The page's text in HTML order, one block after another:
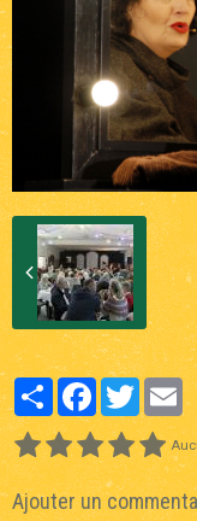
PartagerFacebookTwitter
Ajouter un